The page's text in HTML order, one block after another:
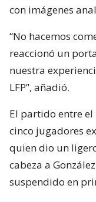
con imágenes
“No hacemos
reaccionó un
nuestra
LFP”, añadió.
El partido entre el
cinco jugadores
quien dio un
cabeza a
suspendido en